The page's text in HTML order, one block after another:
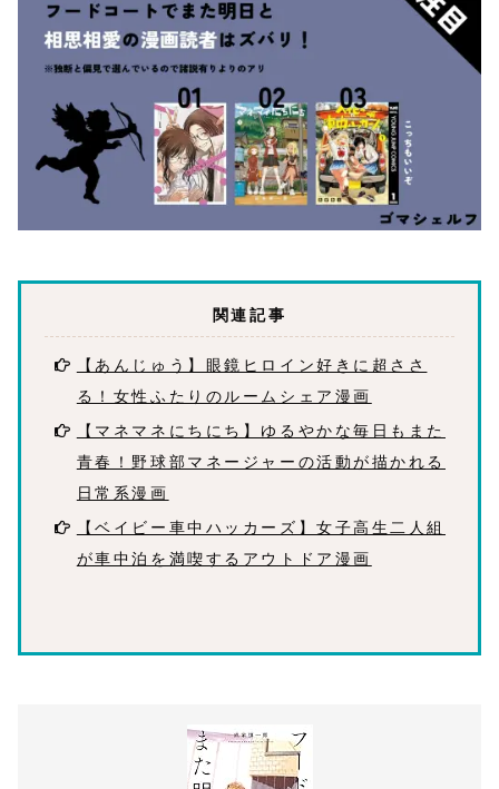
関連記事
【あんじゅう】眼鏡ヒロイン好きに超ささ
る！女性ふたりのルームシェア漫画
【マネマネにちにち】ゆるやかな毎日もまた
青春！野球部マネージャーの活動が描かれる
日常系漫画
【ベイビー車中ハッカーズ】女子高生二人組
が車中泊を満喫するアウトドア漫画